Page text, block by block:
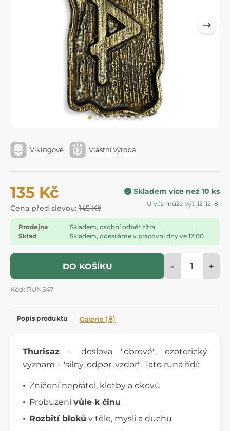
Vikingové Vlastní výroba
135 Kč
Cena před slevou: 145 Kč
Skladem více než 10 ks
U vás může být již: 12. 8.
Prodejna
Skladem, osobní odběr zítra
Sklad
Skladem, odesíláme v pracovní dny ve 12:00
DO KOŠÍKU - +
Kód: RUN547
Popis produktu Galerie (8)
Thurisaz– doslova "obrové", ezoterický
význam - "silný, odpor, vzdor". Tato runa řídí:
Zničení nepřátel, kletby a okovů
Probuzenívůle k činu
Rozbití bloků v těle, mysli a duchu